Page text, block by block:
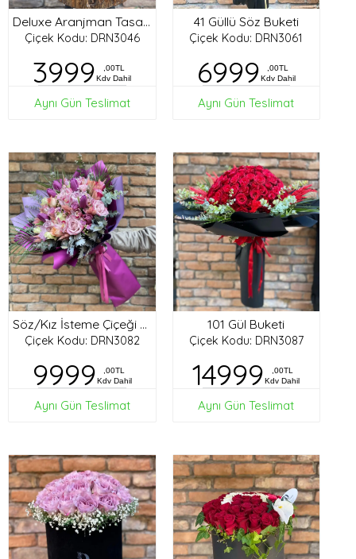
Deluxe Aranjman Tasarım
Çiçek Kodu: DRN3046
3999
,00TL
Kdv Dahil
Aynı Gün Teslimat
41 Güllü Söz Buketi
Çiçek Kodu: DRN3061
6999
,00TL
Kdv Dahil
Aynı Gün Teslimat
Söz/Kız İsteme Çiçeği Buketi
Çiçek Kodu: DRN3082
9999
,00TL
Kdv Dahil
Aynı Gün Teslimat
101 Gül Buketi
Çiçek Kodu: DRN3087
14999
,00TL
Kdv Dahil
Aynı Gün Teslimat